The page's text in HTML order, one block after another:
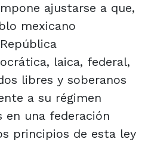
ajustarse a que,
mexicano
laica, federal,
libres y soberanos
a su régimen
una federación
principios de esta ley